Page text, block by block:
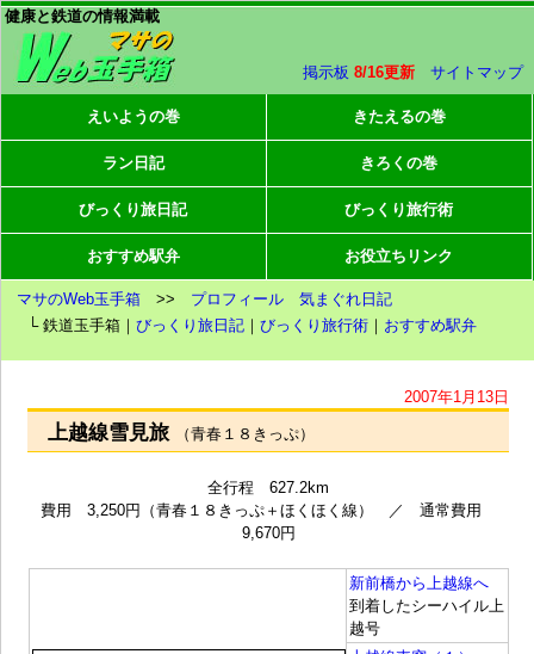
健康と鉄道の情報満載
掲示板 8/16更新 サイトマップ
えいようの巻 きたえるの巻
ラン日記 きろくの巻
びっくり旅日記 びっくり旅行術
おすすめ駅弁 お役立ちリンク
マサのWeb玉手箱 >> プロフィール
気まぐれ日記
└ 鉄道玉手箱｜びっくり旅日記 ｜びっくり旅行術 ｜ おすすめ駅弁
2007年1月13日
上越線雪見旅 （青春１８きっぷ）
全行程 627.2km
費用 3,250円（青春１８きっぷ＋ほくほく線） ／ 通常費用
9,670円
新前橋から上越線へ
到着したシーハイル上
越号